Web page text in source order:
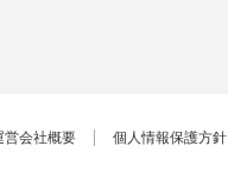
営会社概要 個人情報保護方針